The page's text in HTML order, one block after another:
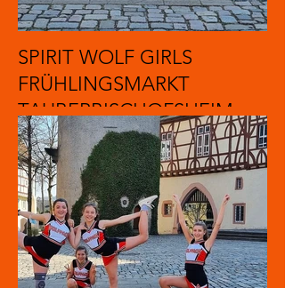
SPIRIT WOLF GIRLS
FRÜHLINGSMARKT
TAUBERBISCHOFSHEIM
2022